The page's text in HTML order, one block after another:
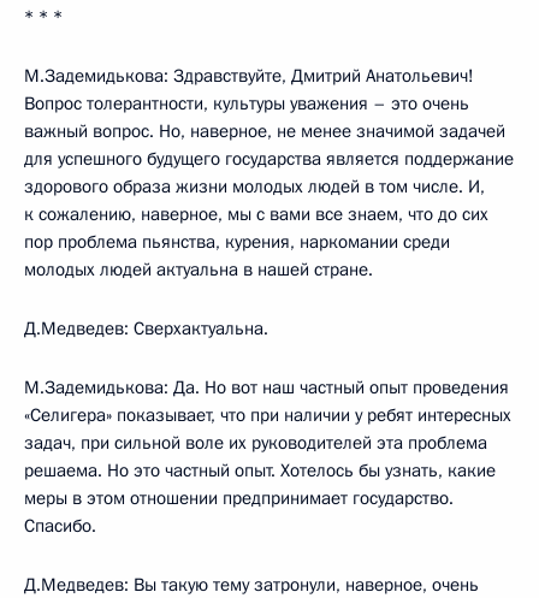
* * *
М.Задемидькова: Здравствуйте, Дмитрий Анатольевич!
Вопрос толерантности, культуры уважения – это очень
важный вопрос. Но, наверное, не менее значимой задачей
для успешного будущего государства является поддержание
здорового образа жизни молодых людей в том числе. И,
к сожалению, наверное, мы с вами все знаем, что до сих
пор проблема пьянства, курения, наркомании среди
молодых людей актуальна в нашей стране.
Д.Медведев: Сверхактуальна.
М.Задемидькова: Да. Но вот наш частный опыт проведения
«Селигера» показывает, что при наличии у ребят интересных
задач, при сильной воле их руководителей эта проблема
решаема. Но это частный опыт. Хотелось бы узнать, какие
меры в этом отношении предпринимает государство.
Спасибо.
Д.Медведев: Вы такую тему затронули, наверное, очень